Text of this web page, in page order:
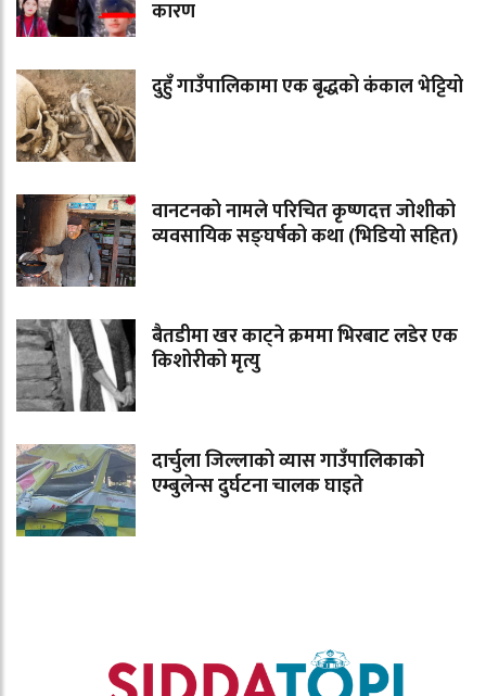
कारण
दुहुँ गाउँपालिकामा एक बृद्धको कंकाल भेट्टियो
वानटनको नामले परिचित कृष्णदत्त जोशीको
व्यवसायिक सङ्घर्षको कथा (भिडियो सहित)
बैतडीमा खर काट्ने क्रममा भिरबाट लडेर एक
किशोरीको मृत्यु
दार्चुला जिल्लाको व्यास गाउँपालिकाको
एम्बुलेन्स दुर्घटना चालक घाइते